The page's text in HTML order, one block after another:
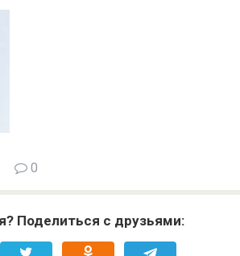
0
Поделиться с друзьями: